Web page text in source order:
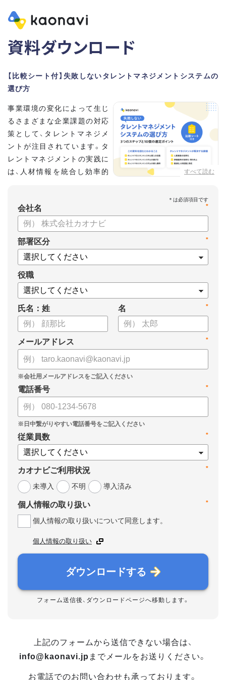
資料ダウンロード
【比較シート付】失敗しないタレントマネジメントシステムの
選び方
すべて読む
事業環境の変化によって生じ
るさまざまな企業課題の対応
策として、タレントマネジメ
ントが注目されています。タ
レントマネジメントの実践に
は、人材情報を統合し効率的
・タレントマネジメントが必要な企業の特徴
・タレントマネジメントシステム導入を検討する際の10個の選
定ポイント
・システム導入までの3つのステップ
についてまとめています。ぜひお役立てください。
*
会社名
*
部署区分
役職
氏名：姓 *
名
*
メールアドレス
*
電話番号
*
従業員数
*
カオナビご利用状況
未導入
不明 導入済み
*
個人情報の取り扱い
個人情報の取り扱いについて同意します。
個人情報の取り扱い
ダウンロードする
フォーム送信後、ダウンロードページへ移動します。
上記のフォームから送信できない場合は、
info@kaonavi.jp までメールをお送りください。
お電話でのお問い合わせも承っております。